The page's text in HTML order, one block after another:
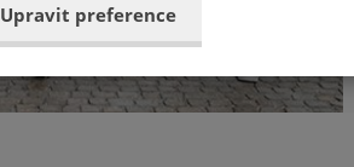
Upravit preference